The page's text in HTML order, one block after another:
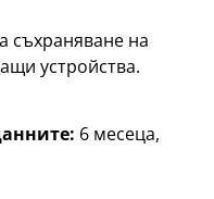
съхраняване на
устройства.
6 месеца,